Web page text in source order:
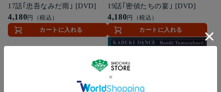
17話｢忠吾なみだ雨｣ [DVD]
4,180円（税込）
カートに入れる
19話｢密偵たちの宴｣ [DVD]
4,180円（税込）
カートに入れる